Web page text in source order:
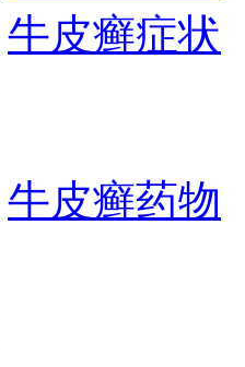
牛皮癣症状
牛皮癣药物